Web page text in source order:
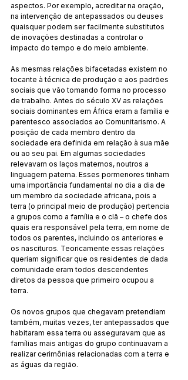
aspectos. Por exemplo, acreditar na oração,
na in­tervenção de antepassados ou deuses
quaisquer podem ser facilmente substitutos
de inovações destinadas a controlar o
impacto do tempo e do meio ambiente.
As mesmas relações bifacetadas existem no
tocante à técnica de produção e aos padrões
sociais que vão tomando forma no processo
de trabalho. Antes do século XV as relações
sociais dominantes em África eram a família e
parentesco as­sociados ao Comunitarismo. A
posição de cada membro den­tro da
sociedade era definida em relação à sua mãe
ou ao seu pai. Em algumas sociedades
relevavam os laços maternos, noutros a
linguagem paterna. Esses pormenores tinham
uma importância fundamental no dia a dia de
um membro da so­ciedade africana, pois a
terra (o principal meio de produção) pertencia
a grupos como a família e o clã – o chefe dos
quais era responsável pela terra, em nome de
todos os parentes, in­cluindo os anteriores e
os nascituros. Teoricamente essas re­lações
queriam significar que os residentes de dada
comuni­dade eram todos descendentes
diretos da pessoa que primei­ro ocupou a
terra.
Os novos grupos que chegavam pretendiam
também, muitas vezes, ter antepassados que
habitaram essa terra ou asseguravam que as
famílias mais antigas do grupo continu­avam a
realizar cerimônias relacionadas com a terra e
as águas da região.